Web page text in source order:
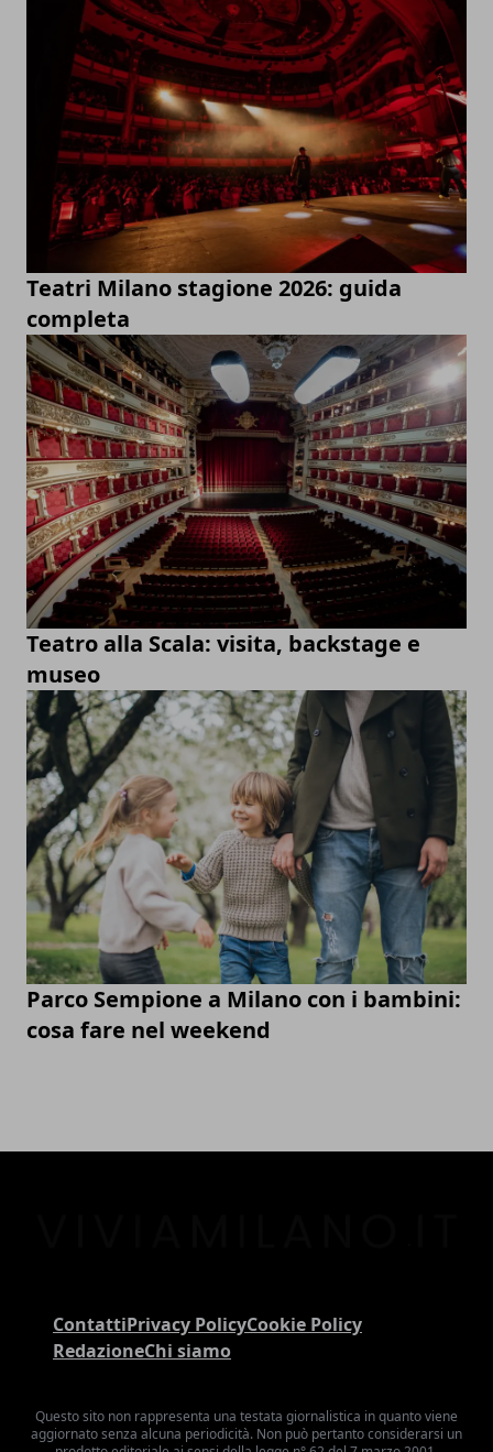
Teatri Milano stagione 2026: guida
completa
Teatro alla Scala: visita, backstage e
museo
Parco Sempione a Milano con i bambini:
cosa fare nel weekend
ContattiPrivacy PolicyCookie Policy
RedazioneChi siamo
Questo sito non rappresenta una testata giornalistica in quanto viene
aggiornato senza alcuna periodicità. Non può pertanto considerarsi un